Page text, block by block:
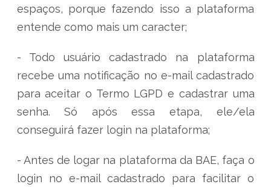
espaços, porque fazendo isso a plataforma
entende como mais um caracter;
- Todo usuário cadastrado na plataforma
recebe uma notificação no e-mail cadastrado
para aceitar o Termo LGPD e cadastrar uma
senha. Só após essa etapa, ele/ela
conseguirá fazer login na plataforma;
- Antes de logar na plataforma da BAE, faça o
login no e-mail cadastrado para facilitar o